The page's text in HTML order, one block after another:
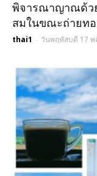
พิจารณาญาณด้วย
สมในขณะถ่ายท
thai1 - วันพฤหัสบดี 17 พ